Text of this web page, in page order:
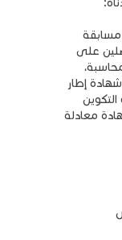
عدد المناصب المالية 01 مسابقة
على
إطار
معادلة